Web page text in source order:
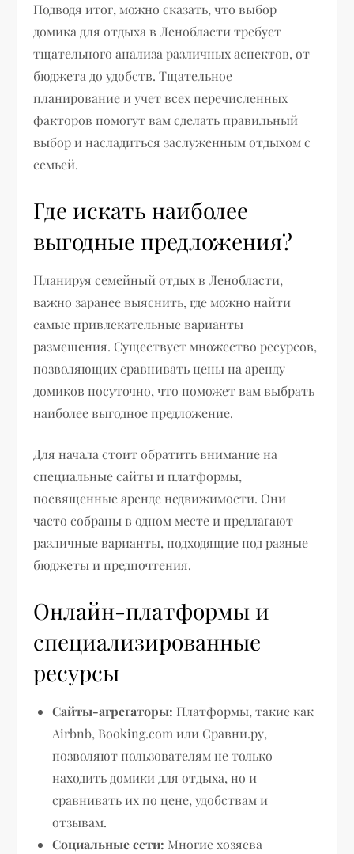
Подводя итог, можно сказать, что выбор
домика для отдыха в Ленобласти требует
тщательного анализа различных аспектов, от
бюджета до удобств. Тщательное
планирование и учет всех перечисленных
факторов помогут вам сделать правильный
выбор и насладиться заслуженным отдыхом с
семьей.
Где искать наиболее
выгодные предложения?
Планируя семейный отдых в Ленобласти,
важно заранее выяснить, где можно найти
самые привлекательные варианты
размещения. Существует множество ресурсов,
позволяющих сравнивать цены на аренду
домиков посуточно, что поможет вам выбрать
наиболее выгодное предложение.
Для начала стоит обратить внимание на
специальные сайты и платформы,
посвященные аренде недвижимости. Они
часто собраны в одном месте и предлагают
различные варианты, подходящие под разные
бюджеты и предпочтения.
Онлайн-платформы и
специализированные
ресурсы
Сайты-агрегаторы: Платформы, такие как
Airbnb, Booking.com или Сравни.ру,
позволяют пользователям не только
находить домики для отдыха, но и
сравнивать их по цене, удобствам и
отзывам.
Социальные сети: Многие хозяева